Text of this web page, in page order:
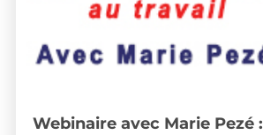
Webinaire avec Marie Pezé :